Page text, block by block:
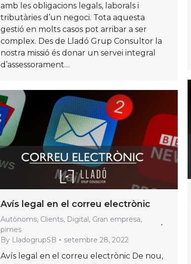
amb les obligacions legals, laborals i
tributàries d’un negoci. Tota aquesta
gestió en molts casos pot arribar a ser
complex. Des de Lladó Grup Consultor la
nostra missió és donar un servei integral
d’assessorament…
Avís legal en el correu electrònic
Autònoms, Clients, Digital, Gran empresa,
pimes
By LladogrupSB setembre 28, 2022
Avís legal en el correu electrònic De nou,